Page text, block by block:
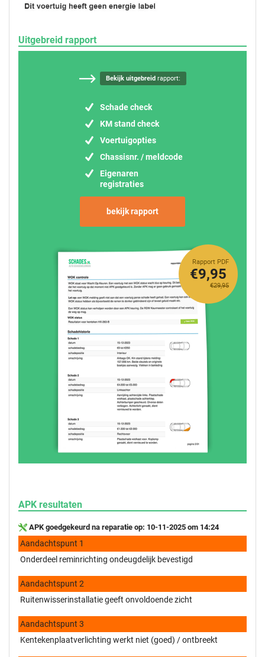
Uitgebreid rapport
Bekijk uitgebreidrapport:
Schade check
KM stand check
Voertuigopties
Chassisnr. / meldcode
Eigenaren
registraties
bekijk rapport
Rapport PDF
€29,95
€9,95
APK resultaten
APK goedgekeurd na reparatie op: 10-11-2025 om 14:24
Aandachtspunt 1
Onderdeel reminrichting ondeugdelijk bevestigd
Aandachtspunt 2
Ruitenwisserinstallatie geeft onvoldoende zicht
Aandachtspunt 3
Kentekenplaatverlichting werkt niet (goed) / ontbreekt